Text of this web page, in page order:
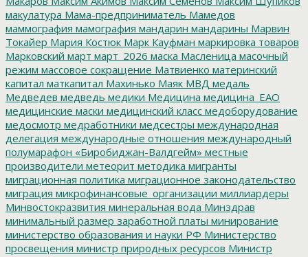
макулатура Мама-предприниматель Мамедов
маммография мамография мандарин мандарины Марвин
Токайер Мария Костюк Марк Кауфман маркировка товаров
Марковский март март_2026 маска Масленица масочный
режим массовое сокращение Матвиенко материнский
капитал маткапитал Махинько Маяк МВД медаль
Медведев медведь медики Медицина медицина_ЕАО
медицинские маски медицинский класс медоборудование
медосмотр медработники медсестры международная
делегация международные отношения международный
полумарафон «Биробиджан-Валдгейм» местные
производители метеорит методика мигранты
миграционная политика миграционное законодательство
миграция микрофинансовые_организации миллиардеры
Минвостокразвития минеральная вода Минздрав
минимальный размер заработной платы минирование
министерство образования и науки РФ Министерство
просвещения министр природных ресурсов Министр